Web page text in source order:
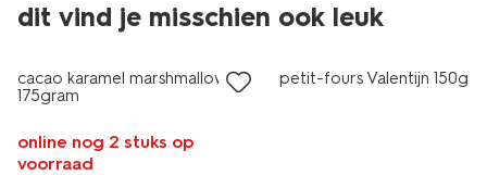
dit vind je misschien ook leuk
cacao karamel marshmallows
175gram
online nog 2 stuks op
voorraad
petit-fours Valentijn 150g